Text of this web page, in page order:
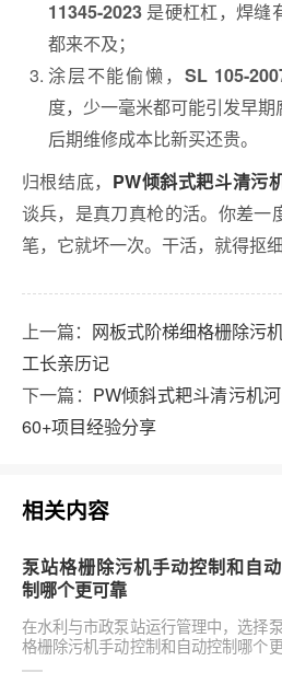
11345-2023是硬杠杠，焊缝
都来不及；
涂层不能偷懒， SL 105-
度，少一毫米都可能引发早期
后期维修成本比新买还贵。
归根结底， PW倾斜式耙斗清污
谈兵，是真刀真枪的活。你差一
笔，它就坏一次。干活，就得抠细
上一篇： 网板式阶梯细格栅除污
工长亲历记
下一篇： PW倾斜式耙斗清污机
60+项目经验分享
相关内容
泵站格栅除污机手动控制和自
制哪个更可靠
在水利与市政泵站运行管理中，选择
格栅除污机手动控制和自动控制哪个
靠，往往是项目决策的关键环节。这并